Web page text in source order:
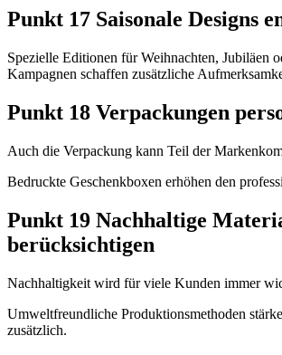
Punkt 17 Saisonale Designs
Spezielle Editionen für Weihnachten, Jubiläen
Kampagnen schaffen zusätzliche
Punkt 18 Verpackungen
Auch die Verpackung kann Teil der
Bedruckte Geschenkboxen erhöhen den
Punkt 19 Nachhaltige
berücksichtigen
Nachhaltigkeit wird für viele Kunden immer
Umweltfreundliche Produktionsmethoden
zusätzlich.